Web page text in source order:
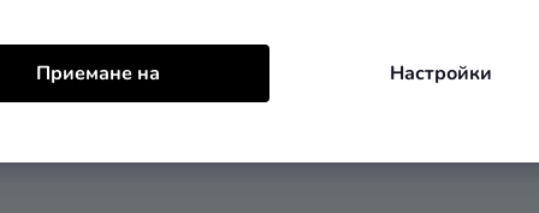
Настройки
Приемане на
за покупка
и връщане на стоки